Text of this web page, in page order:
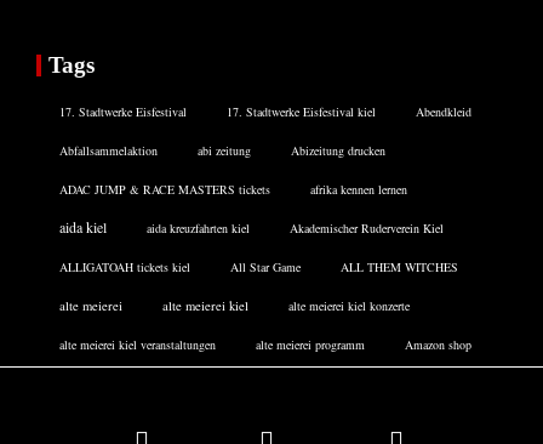
Tags
17. Stadtwerke Eisfestival 17. Stadtwerke Eisfestival kiel Abendkleid
Abfallsammelaktion abi zeitung Abizeitung drucken
ADAC JUMP & RACE MASTERS tickets afrika kennen lernen
aida kiel aida kreuzfahrten kiel Akademischer Ruderverein Kiel
ALLIGATOAH tickets kiel All Star Game ALL THEM WITCHES
alte meierei alte meierei kiel alte meierei kiel konzerte
alte meierei kiel veranstaltungen alte meierei programm Amazon shop